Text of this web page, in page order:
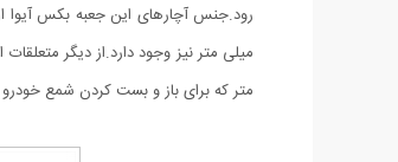
متر که برای باز و بست کردن شمع خودرو